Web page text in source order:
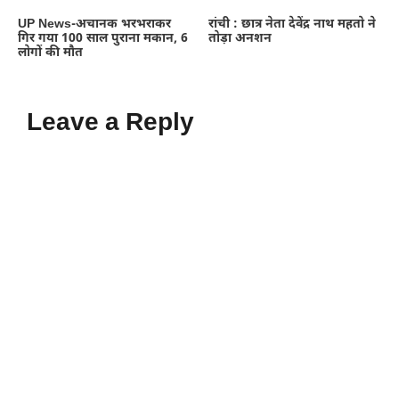
UP News-अचानक भरभराकर
गिर गया 100 साल पुराना मकान, 6
लोगों की मौत
रांची : छात्र नेता देवेंद्र नाथ महतो ने
तोड़ा अनशन
Leave a Reply